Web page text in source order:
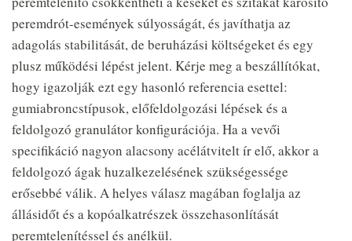
peremdrót-események súlyosságát, és javíthatja az
adagolás stabilitását, de beruházási költségeket és egy
plusz működési lépést jelent. Kérje meg a beszállítókat,
hogy igazolják ezt egy hasonló referencia esettel:
gumiabroncstípusok, előfeldolgozási lépések és a
feldolgozó granulátor konfigurációja. Ha a vevői
specifikáció nagyon alacsony acélátvitelt ír elő, akkor a
feldolgozó ágak huzalkezelésének szükségessége
erősebbé válik. A helyes válasz magában foglalja az
állásidőt és a kopóalkatrészek összehasonlítását
peremtelenítéssel és anélkül.